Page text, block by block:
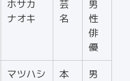
ホサカ
ナオキ
芸
名
男
性
俳
優
マツハシ
本
男